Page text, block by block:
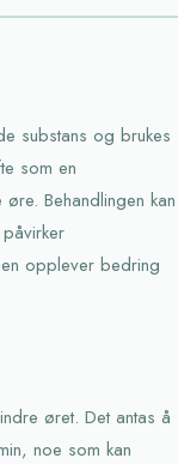
substans og brukes
som en
Behandlingen kan
opplever bedring
øret. Det antas å
noe som kan